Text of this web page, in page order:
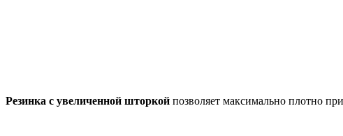
Резинка с увеличенной шторкой позволяет максимально плотно